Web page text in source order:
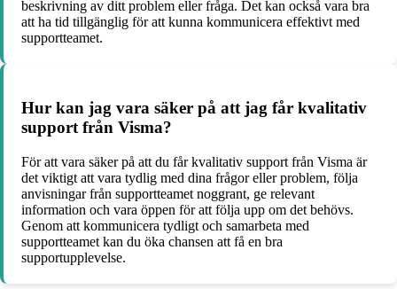
beskrivning av ditt problem eller fråga. Det kan också vara bra
att ha tid tillgänglig för att kunna kommunicera effektivt med
supportteamet.
Hur kan jag vara säker på att jag får kvalitativ
support från Visma?
För att vara säker på att du får kvalitativ support från Visma är
det viktigt att vara tydlig med dina frågor eller problem, följa
anvisningar från supportteamet noggrant, ge relevant
information och vara öppen för att följa upp om det behövs.
Genom att kommunicera tydligt och samarbeta med
supportteamet kan du öka chansen att få en bra
supportupplevelse.